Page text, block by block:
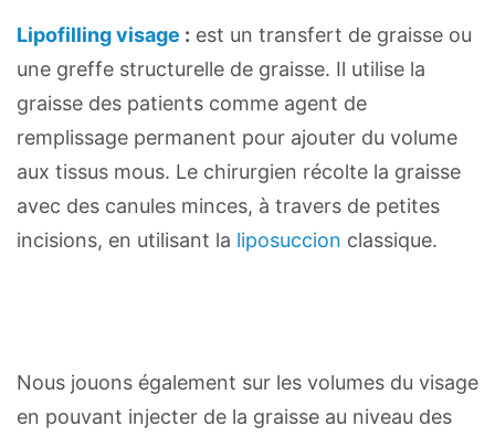
Lipofilling visage : est un transfert de graisse ou
une greffe structurelle de graisse. Il utilise la
graisse des patients comme agent de
remplissage permanent pour ajouter du volume
aux tissus mous. Le chirurgien récolte la graisse
avec des canules minces, à travers de petites
incisions, en utilisant la liposuccion classique.
Nous jouons également sur les volumes du visage
en pouvant injecter de la graisse au niveau des